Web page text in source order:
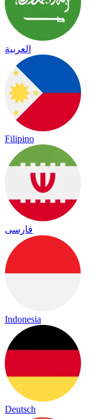
العربية
Filipino
فارسی
Indonesia
Deutsch